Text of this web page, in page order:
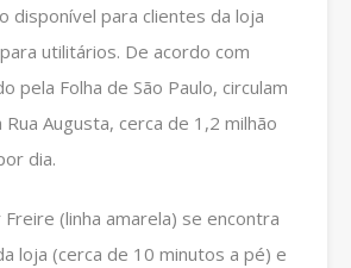
disponível para clientes da loja
utilitários. De acordo com
pela Folha de São Paulo, circulam
Augusta, cerca de 1,2 milhão
dia.
(linha amarela) se encontra
loja (cerca de 10 minutos a pé) e